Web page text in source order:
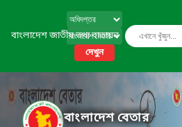
বাংলাদেশ জাতীয় তথ্য বাতায়ন
দেখুন
বাংলাদেশ বেতার